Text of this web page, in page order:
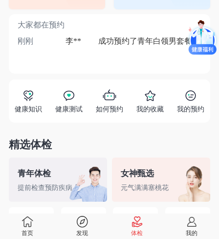
大家都在预约
刚刚
李** 成功预约了青年白领男套餐 1分
健康知识 健康测试 如何预约 我的收藏 我的预约
精选体检
青年体检
提前检查预防疾病
女神甄选
元气满满塞桃花
精英白领 备孕检查 入职体检 婚前检查
首页 发现 体检 我的